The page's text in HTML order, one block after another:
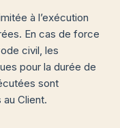
à l’exécution
En cas de force
civil, les
pour la durée de
sont
Client.